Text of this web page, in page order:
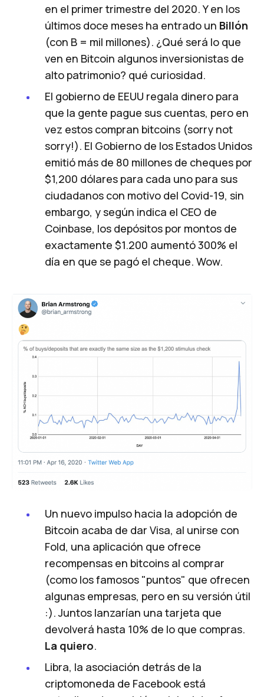
en el primer trimestre del 2020. Y en los
últimos doce meses ha entrado un Billón
(con B = mil millones). ¿Qué será lo que
ven en Bitcoin algunos inversionistas de
alto patrimonio? qué curiosidad.
El gobierno de EEUU regala dinero para
que la gente pague sus cuentas, pero en
vez estos compran bitcoins (sorry not
sorry!). El Gobierno de los Estados Unidos
emitió más de 80 millones de cheques por
$1,200 dólares para cada uno para sus
ciudadanos con motivo del Covid-19, sin
embargo, y según indica el CEO de
Coinbase, los depósitos por montos de
exactamente $1.200 aumentó 300% el
día en que se pagó el cheque. Wow.
Un nuevo impulso hacia la adopción de
Bitcoin acaba de dar Visa, al unirse con
Fold, una aplicación que ofrece
recompensas en bitcoins al comprar
(como los famosos "puntos" que ofrecen
algunas empresas, pero en su versión útil
:). Juntos lanzarían una tarjeta que
devolverá hasta 10% de lo que compras.
La quiero.
Libra, la asociación detrás de la
criptomoneda de Facebook está